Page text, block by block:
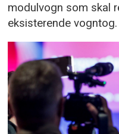
modulvogn som skal
eksisterende vogntog.